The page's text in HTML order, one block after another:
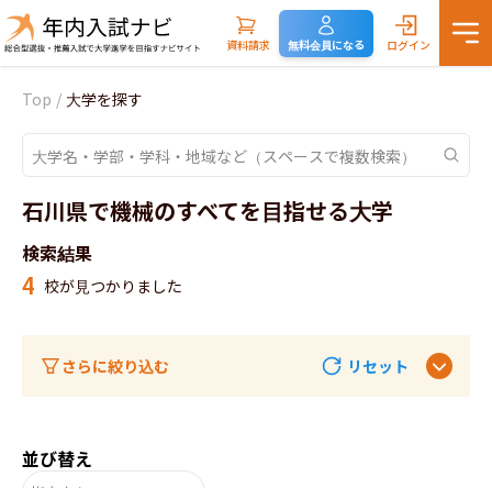
資料請求 無料会員になる ログイン
Top / 大学を探す
石川県で機械のすべてを目指せる大学
検索結果
4 校が見つかりました
さらに絞り込む リセット
並び替え